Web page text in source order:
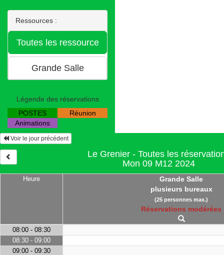
Ressources :
Légende des réservations
POSTES
Réunion
Animations
Voir le jour précédent
Le Grenier - Toutes les
Mon 09 M12 2024
Heure
Grande Salle
plusieurs bureaux
(25 personnes max.)
Réservations modérées
08:00 - 08:30
08:30 - 09:00
09:00 - 09:30